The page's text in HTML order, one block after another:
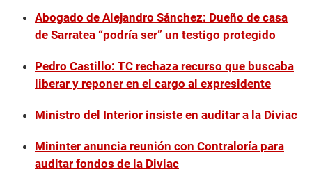
Abogado de Alejandro Sánchez: Dueño de casa
de Sarratea “podría ser” un testigo protegido
Pedro Castillo: TC rechaza recurso que buscaba
liberar y reponer en el cargo al expresidente
Ministro del Interior insiste en auditar a la Diviac
Mininter anuncia reunión con Contraloría para
auditar fondos de la Diviac